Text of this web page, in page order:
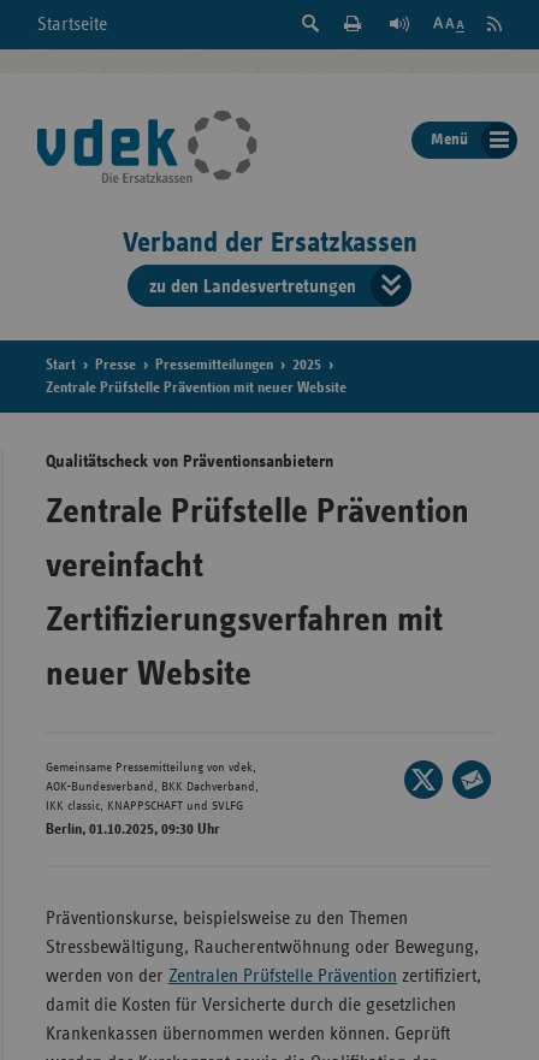
Startseite
Suche
der
Seite
Feed
Menü
Verband der Ersatzkassen
zu den Landesvertretungen
der
Hessen
Start Presse Pressemitteilungen
2025
Zentrale Prüfstelle Prävention mit neuer Website
Qualitätscheck von Präventionsanbietern
Zentrale Prüfstelle Prävention
vereinfacht
Zertifizierungsverfahren mit
neuer Website
Gemeinsame Pressemitteilung von vdek,
AOK-Bundesverband, BKK Dachverband,
IKK classic, KNAPPSCHAFT und SVLFG
Berlin, 01.10.2025, 09:30 Uhr
Seite
auf
Präventionskurse, beispielsweise zu den Themen
Stressbewältigung, Raucherentwöhnung oder Bewegung,
werden von der Zentralen Prüfstelle Prävention zertifiziert,
damit die Kosten für Versicherte durch die gesetzlichen
Krankenkassen übernommen werden können. Geprüft